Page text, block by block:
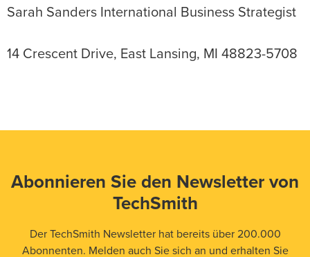
Sarah Sanders International Business Strategist
14 Crescent Drive, East Lansing, MI 48823-5708
Abonnieren Sie den Newsletter von
TechSmith
Der TechSmith Newsletter hat bereits über 200.000
Abonnenten. Melden auch Sie sich an und erhalten Sie